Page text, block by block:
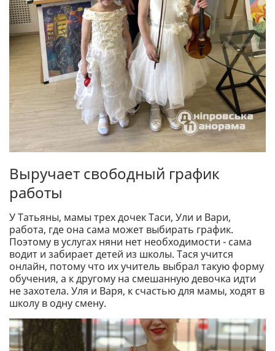
Выручает свободный график
работы
У Татьяны, мамы трех дочек Таси, Ули и Вари,
работа, где она сама может выбирать график.
Поэтому в услугах няни нет необходимости - сама
водит и забирает детей из школы. Тася учится
онлайн, потому что их учитель выбрал такую форму
обучения, а к другому на смешанную девочка идти
не захотела. Уля и Варя, к счастью для мамы, ходят в
школу в одну смену.